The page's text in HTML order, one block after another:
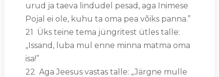
urud ja taeva lindudel pesad, aga Inimese
Pojal ei ole, kuhu ta oma pea võiks panna.”
21 Üks teine tema jüngritest ütles talle:
„Issand, luba mul enne minna matma oma
isa!”
22 Aga Jeesus vastas talle: „Järgne mulle